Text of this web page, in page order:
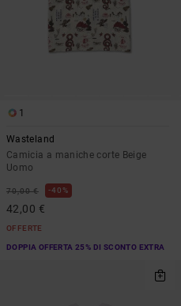
1
Wasteland
Camicia a maniche corte Beige
Uomo
70,00 € 40%
42,00 €
OFFERTE
DOPPIA OFFERTA 25% DI SCONTO EXTRA